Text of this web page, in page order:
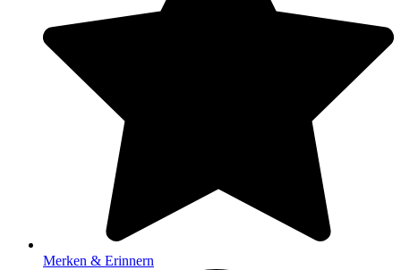
Merken & Erinnern